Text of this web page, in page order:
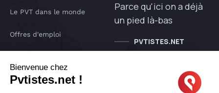
Le PVT dans le monde
Offres d'emploi
IA pvtistes
Parce qu'ici on a déjà
un pied là-bas
PVTISTES.NET
Bienvenue chez
Pvtistes.net !